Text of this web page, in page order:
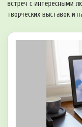
встреч с интересными
творческих выставок и